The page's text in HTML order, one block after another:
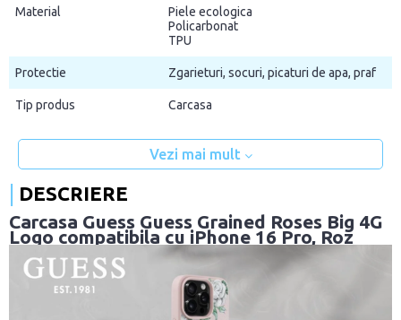
Material
Piele ecologica
Policarbonat
TPU
Protectie Zgarieturi, socuri, picaturi de apa, praf
Tip produs Carcasa
Vezi mai mult
DESCRIERE
Carcasa Guess Guess Grained Roses Big 4G
Logo compatibila cu iPhone 16 Pro, Roz